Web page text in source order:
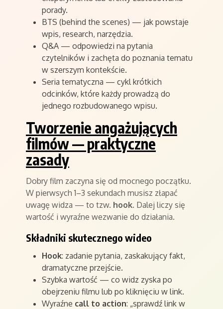
porady.
BTS (behind the scenes) — jak powstaje
wpis, research, narzędzia.
Q&A — odpowiedzi na pytania
czytelników i zachęta do poznania tematu
w szerszym kontekście.
Seria tematyczna — cykl krótkich
odcinków, które każdy prowadzą do
jednego rozbudowanego wpisu.
Tworzenie angażujących
filmów — praktyczne
zasady
Dobry film zaczyna się od mocnego początku.
W pierwsych 1–3 sekundach musisz złapać
uwagę widza — to tzw. hook. Dalej liczy się
wartość i wyraźne wezwanie do działania.
Składniki skutecznego wideo
Hook: zadanie pytania, zaskakujący fakt,
dramatyczne przejście.
Szybka wartość — co widz zyska po
obejrzeniu filmu lub po kliknięciu w link.
Wyraźne call to action: „sprawdź link w